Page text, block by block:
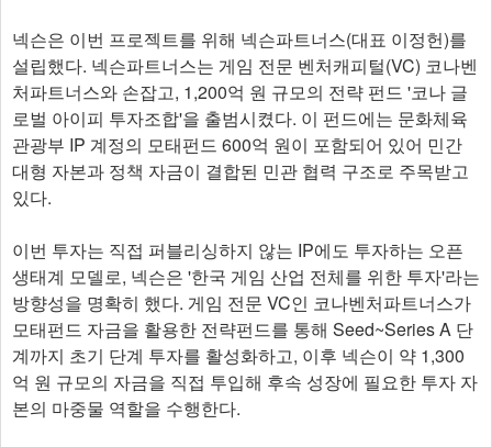
넥슨은 이번 프로젝트를 위해 넥슨파트너스(대표 이정헌)를
설립했다. 넥슨파트너스는 게임 전문 벤처캐피털(VC) 코나벤
처파트너스와 손잡고, 1,200억 원 규모의 전략 펀드 '코나 글
로벌 아이피 투자조합'을 출범시켰다. 이 펀드에는 문화체육
관광부 IP 계정의 모태펀드 600억 원이 포함되어 있어 민간
대형 자본과 정책 자금이 결합된 민관 협력 구조로 주목받고
있다.
이번 투자는 직접 퍼블리싱하지 않는 IP에도 투자하는 오픈
생태계 모델로, 넥슨은 '한국 게임 산업 전체를 위한 투자'라는
방향성을 명확히 했다. 게임 전문 VC인 코나벤처파트너스가
모태펀드 자금을 활용한 전략펀드를 통해 Seed~Series A 단
계까지 초기 단계 투자를 활성화하고, 이후 넥슨이 약 1,300
억 원 규모의 자금을 직접 투입해 후속 성장에 필요한 투자 자
본의 마중물 역할을 수행한다.